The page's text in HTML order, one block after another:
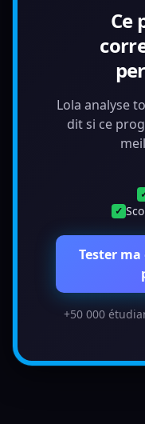
Ce
Lola analyse
dit si ce
✓
Tester
+50 000